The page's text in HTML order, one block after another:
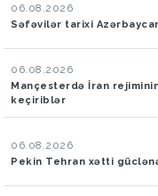
06.08.2026
Səfəvilər tarixi
06.08.2026
Mançesterdə İran
keçiriblər
06.08.2026
Pekin Tehran xətti